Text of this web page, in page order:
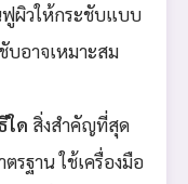
ผิวให้กระชับแบบ
บอาจเหมาะสม
ใด สิ่งสำคัญที่สุด
รฐาน ใช้เครื่องมือ